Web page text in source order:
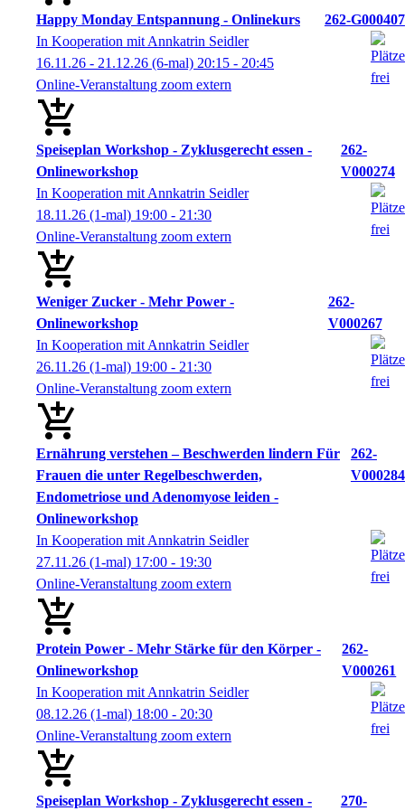
Happy Monday Entspannung - Onlinekurs
262-G000407
In Kooperation mit Annkatrin Seidler
16.11.26 - 21.12.26 (6-mal) 20:15 - 20:45
Online-Veranstaltung zoom extern
Speiseplan Workshop - Zyklusgerecht essen -
Onlineworkshop
262-
V000274
In Kooperation mit Annkatrin Seidler
18.11.26 (1-mal) 19:00 - 21:30
Online-Veranstaltung zoom extern
Weniger Zucker - Mehr Power -
Onlineworkshop
262-
V000267
In Kooperation mit Annkatrin Seidler
26.11.26 (1-mal) 19:00 - 21:30
Online-Veranstaltung zoom extern
Ernährung verstehen – Beschwerden lindern Für
Frauen die unter Regelbeschwerden,
Endometriose und Adenomyose leiden -
Onlineworkshop
262-
V000284
In Kooperation mit Annkatrin Seidler
27.11.26 (1-mal) 17:00 - 19:30
Online-Veranstaltung zoom extern
Protein Power - Mehr Stärke für den Körper -
Onlineworkshop
262-
V000261
In Kooperation mit Annkatrin Seidler
08.12.26 (1-mal) 18:00 - 20:30
Online-Veranstaltung zoom extern
Speiseplan Workshop - Zyklusgerecht essen -
270-